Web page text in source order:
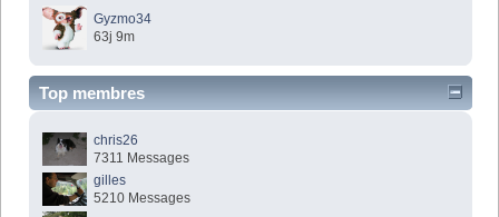
Gyzmo34
63j 9m
Top membres
chris26
7311 Messages
gilles
5210 Messages